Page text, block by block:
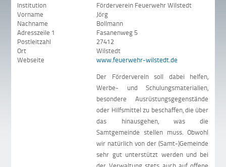
Institution
Förderverein Feuerwehr Wilstedt
Vorname
Jörg
Nachname
Bollmann
Adresszeile 1
Fasanenweg 5
Postleitzahl
27412
Ort
Wilstedt
Webseite
www.feuerwehr-wilstedt.de
Der Förderverein soll dabei helfen,
Werbe- und Schulungsmaterialien,
besondere Ausrüstungsgegenstände
oder Hilfsmittel zu beschaffen, die über
das hinausgehen, was die
Samtgemeinde stellen muss. Obwohl
wir natürlich von der (Samt-)Gemeinde
sehr gut unterstützt werden und bei